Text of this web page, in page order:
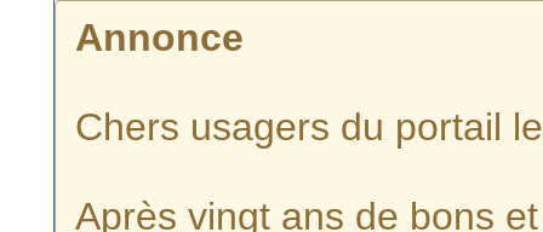
Annonce
Chers usagers du portail
Après vingt ans de bons